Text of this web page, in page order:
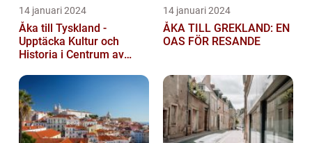
14 januari 2024
Åka till Tyskland -
Upptäcka Kultur och
Historia i Centrum av
14 januari 2024
ÅKA TILL GREKLAND: EN
OAS FÖR RESANDE